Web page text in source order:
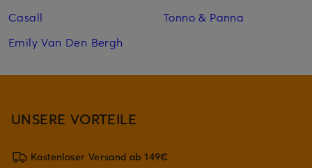
Casall
Emily Van Den Bergh
Tonno & Panna
UNSERE VORTEILE
Kostenloser Versand ab 149€